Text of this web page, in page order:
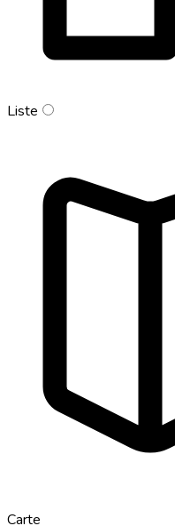
Liste
Carte